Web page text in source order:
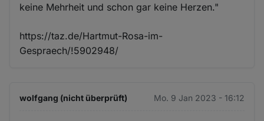
keine Mehrheit und schon gar keine Herzen."
https://taz.de/Hartmut-Rosa-im-
Gespraech/!5902948/
wolfgang (nicht überprüft) Mo. 9 Jan 2023 - 16:12